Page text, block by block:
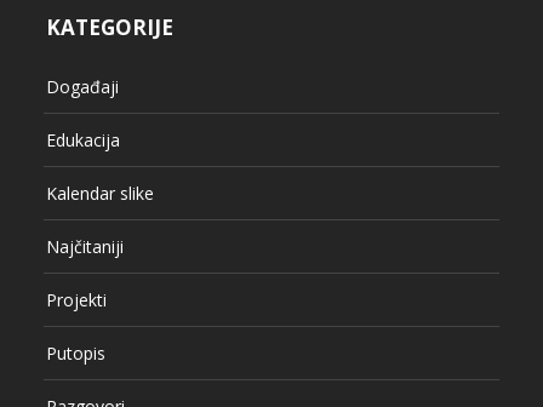
KATEGORIJE
Događaji
Edukacija
Kalendar slike
Najčitaniji
Projekti
Putopis